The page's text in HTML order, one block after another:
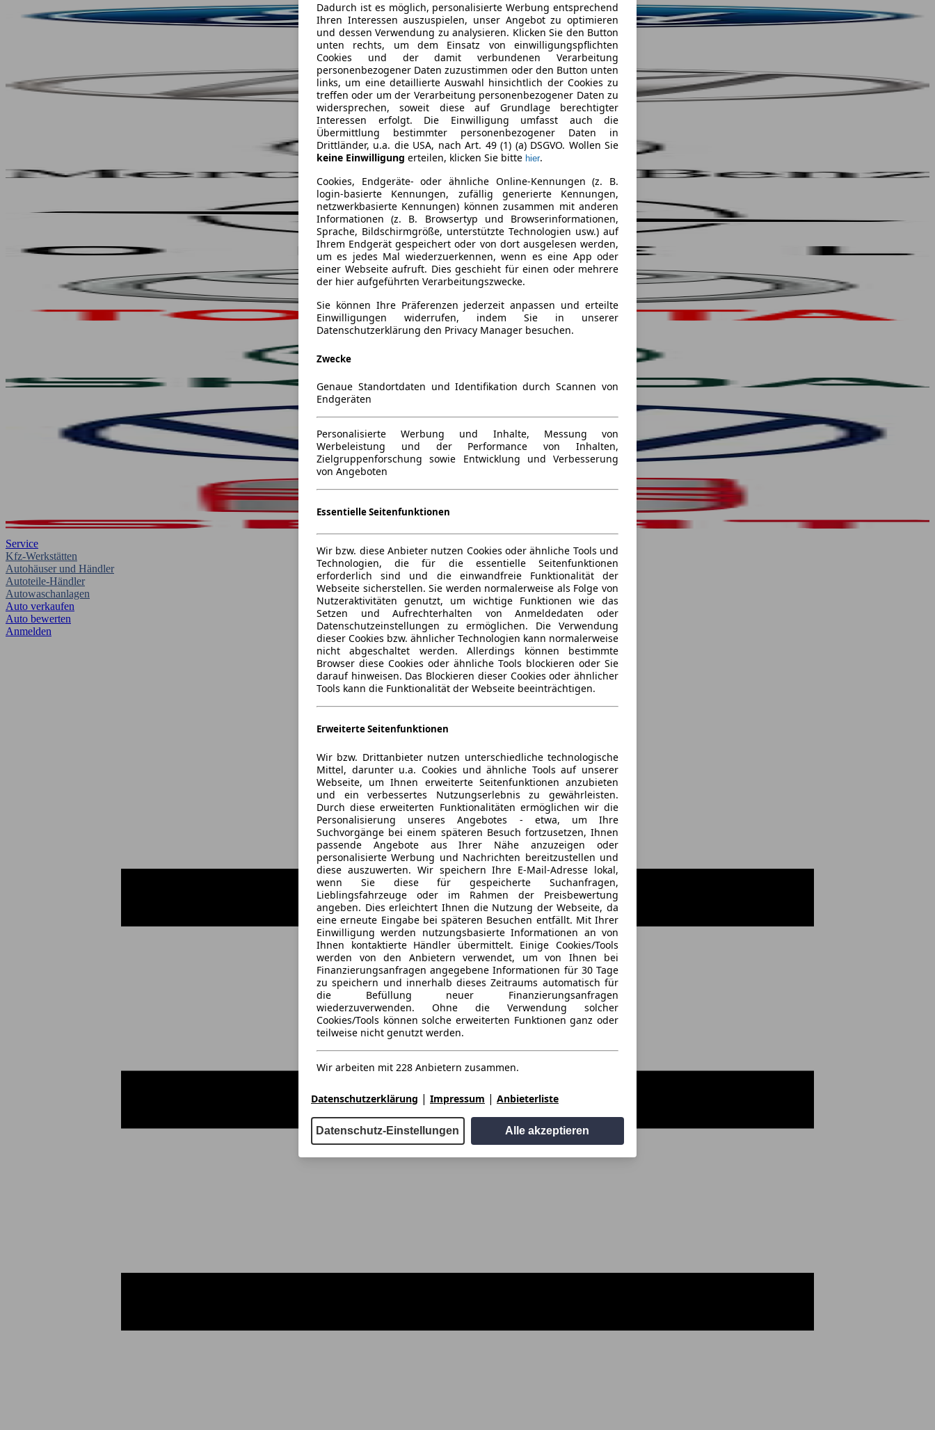
Service
Kfz-Werkstätten
Autohäuser und Händler
Autoteile-Händler
Autowaschanlagen
Auto verkaufen
Auto bewerten
Anmelden
Dadurch ist es möglich, personalisierte Werbung entsprechend
Ihren Interessen auszuspielen, unser Angebot zu optimieren
und dessen Verwendung zu analysieren. Klicken Sie den Button
unten rechts, um dem Einsatz von einwilligungspflichten
Cookies und der damit verbundenen Verarbeitung
personenbezogener Daten zuzustimmen oder den Button unten
links, um eine detaillierte Auswahl hinsichtlich der Cookies zu
treffen oder um der Verarbeitung personenbezogener Daten zu
widersprechen, soweit diese auf Grundlage berechtigter
Interessen erfolgt. Die Einwilligung umfasst auch die
Übermittlung bestimmter personenbezogener Daten in
Drittländer, u.a. die USA, nach Art. 49 (1) (a) DSGVO. Wollen Sie
keine Einwilligung erteilen, klicken Sie bitte hier.
Cookies, Endgeräte- oder ähnliche Online-Kennungen (z. B.
login-basierte Kennungen, zufällig generierte Kennungen,
netzwerkbasierte Kennungen) können zusammen mit anderen
Informationen (z. B. Browsertyp und Browserinformationen,
Sprache, Bildschirmgröße, unterstützte Technologien usw.) auf
Ihrem Endgerät gespeichert oder von dort ausgelesen werden,
um es jedes Mal wiederzuerkennen, wenn es eine App oder
einer Webseite aufruft. Dies geschieht für einen oder mehrere
der hier aufgeführten Verarbeitungszwecke.
Sie können Ihre Präferenzen jederzeit anpassen und erteilte
Einwilligungen widerrufen, indem Sie in unserer
Datenschutzerklärung den Privacy Manager besuchen.
Zwecke
Genaue Standortdaten und Identifikation durch Scannen von
Endgeräten
Personalisierte Werbung und Inhalte, Messung von
Werbeleistung und der Performance von Inhalten,
Zielgruppenforschung sowie Entwicklung und Verbesserung
von Angeboten
Essentielle Seitenfunktionen
Wir bzw. diese Anbieter nutzen Cookies oder ähnliche Tools und
Technologien, die für die essentielle Seitenfunktionen
erforderlich sind und die einwandfreie Funktionalität der
Webseite sicherstellen. Sie werden normalerweise als Folge von
Nutzeraktivitäten genutzt, um wichtige Funktionen wie das
Setzen und Aufrechterhalten von Anmeldedaten oder
Datenschutzeinstellungen zu ermöglichen. Die Verwendung
dieser Cookies bzw. ähnlicher Technologien kann normalerweise
nicht abgeschaltet werden. Allerdings können bestimmte
Browser diese Cookies oder ähnliche Tools blockieren oder Sie
darauf hinweisen. Das Blockieren dieser Cookies oder ähnlicher
Tools kann die Funktionalität der Webseite beeinträchtigen.
Erweiterte Seitenfunktionen
Wir bzw. Drittanbieter nutzen unterschiedliche technologische
Mittel, darunter u.a. Cookies und ähnliche Tools auf unserer
Webseite, um Ihnen erweiterte Seitenfunktionen anzubieten
und ein verbessertes Nutzungserlebnis zu gewährleisten.
Durch diese erweiterten Funktionalitäten ermöglichen wir die
Personalisierung unseres Angebotes - etwa, um Ihre
Suchvorgänge bei einem späteren Besuch fortzusetzen, Ihnen
passende Angebote aus Ihrer Nähe anzuzeigen oder
personalisierte Werbung und Nachrichten bereitzustellen und
diese auszuwerten. Wir speichern Ihre E-Mail-Adresse lokal,
wenn Sie diese für gespeicherte Suchanfragen,
Lieblingsfahrzeuge oder im Rahmen der Preisbewertung
angeben. Dies erleichtert Ihnen die Nutzung der Webseite, da
eine erneute Eingabe bei späteren Besuchen entfällt. Mit Ihrer
Einwilligung werden nutzungsbasierte Informationen an von
Ihnen kontaktierte Händler übermittelt. Einige Cookies/Tools
werden von den Anbietern verwendet, um von Ihnen bei
Finanzierungsanfragen angegebene Informationen für 30 Tage
zu speichern und innerhalb dieses Zeitraums automatisch für
die Befüllung neuer Finanzierungsanfragen
wiederzuverwenden. Ohne die Verwendung solcher
Cookies/Tools können solche erweiterten Funktionen ganz oder
teilweise nicht genutzt werden.
Wir arbeiten mit 228 Anbietern zusammen.
Datenschutzerklärung | Impressum | Anbieterliste
Datenschutz-Einstellungen Alle akzeptieren